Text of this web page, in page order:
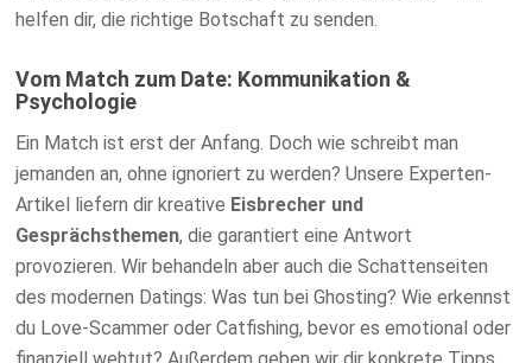
helfen dir, die richtige Botschaft zu senden.
Vom Match zum Date: Kommunikation &
Psychologie
Ein Match ist erst der Anfang. Doch wie schreibt man
jemanden an, ohne ignoriert zu werden? Unsere Experten-
Artikel liefern dir kreative Eisbrecher und
Gesprächsthemen, die garantiert eine Antwort
provozieren. Wir behandeln aber auch die Schattenseiten
des modernen Datings: Was tun bei Ghosting? Wie erkennst
du Love-Scammer oder Catfishing, bevor es emotional oder